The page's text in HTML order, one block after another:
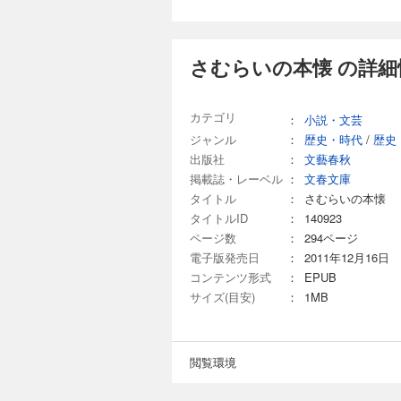
さむらいの本懐 の詳
カテゴリ ：
小説・文芸
ジャンル
： 歴史・時代 / 歴史
出版社
：
文藝春秋
掲載誌・レーベル ：
文春文庫
タイトル
：
さむらいの本懐
タイトルID
：
140923
ページ数
：
294ページ
電子版発売日
：
2011年12月16日
コンテンツ形式
：
EPUB
サイズ(目安)
： 1MB
閲覧環境